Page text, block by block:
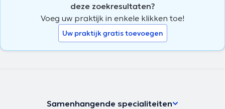
deze zoekresultaten?
Voeg uw praktijk in enkele klikken toe!
Uw praktijk gratis toevoegen
Samenhangende specialiteiten